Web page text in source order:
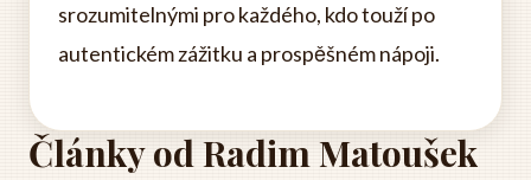
srozumitelnými pro každého, kdo touží po
autentickém zážitku a prospěšném nápoji.
Články od Radim Matoušek